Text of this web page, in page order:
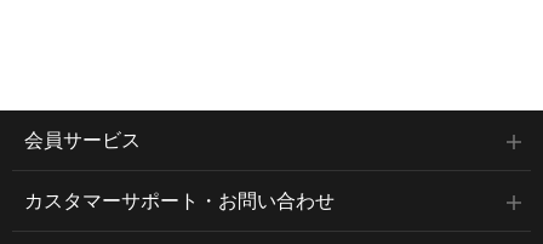
会員サービス
カスタマーサポート・お問い合わせ